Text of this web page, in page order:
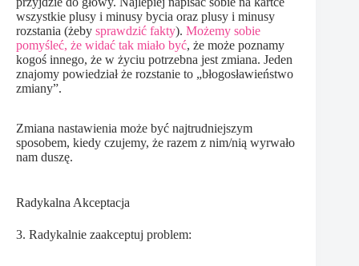
wszystkie plusy i minusy bycia oraz plusy i minusy
rozstania (żeby sprawdzić fakty). Możemy sobie
pomyśleć, że widać tak miało być, że może poznamy
kogoś innego, że w życiu potrzebna jest zmiana. Jeden
znajomy powiedział że rozstanie to „błogosławieństwo
zmiany”.
Zmiana nastawienia może być najtrudniejszym
sposobem, kiedy czujemy, że razem z nim/nią wyrwało
nam duszę.
Radykalna Akceptacja
3. Radykalnie zaakceptuj problem: